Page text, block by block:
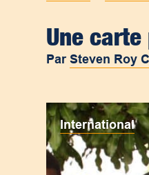
Une
ParSteven Roy
International